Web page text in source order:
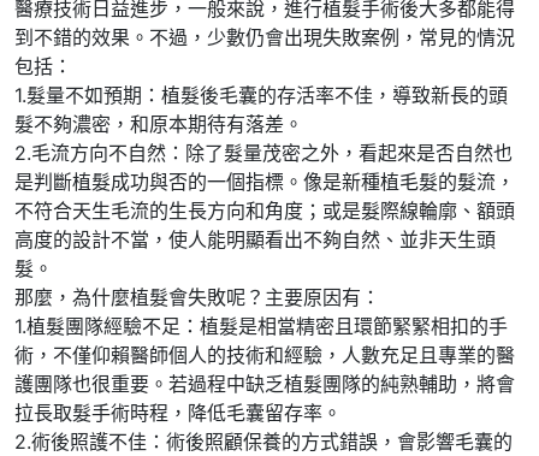
醫療技術日益進步，一般來說，進行植髮手術後大多都能得
到不錯的效果。不過，少數仍會出現失敗案例，常見的情況
包括：
1.髮量不如預期：植髮後毛囊的存活率不佳，導致新長的頭
髮不夠濃密，和原本期待有落差。
2.毛流方向不自然：除了髮量茂密之外，看起來是否自然也
是判斷植髮成功與否的一個指標。像是新種植毛髮的髮流，
不符合天生毛流的生長方向和角度；或是髮際線輪廓、額頭
高度的設計不當，使人能明顯看出不夠自然、並非天生頭
髮。
那麼，為什麼植髮會失敗呢？主要原因有：
1.植髮團隊經驗不足：植髮是相當精密且環節緊緊相扣的手
術，不僅仰賴醫師個人的技術和經驗，人數充足且專業的醫
護團隊也很重要。若過程中缺乏植髮團隊的純熟輔助，將會
拉長取髮手術時程，降低毛囊留存率。
2.術後照護不佳：術後照顧保養的方式錯誤，會影響毛囊的